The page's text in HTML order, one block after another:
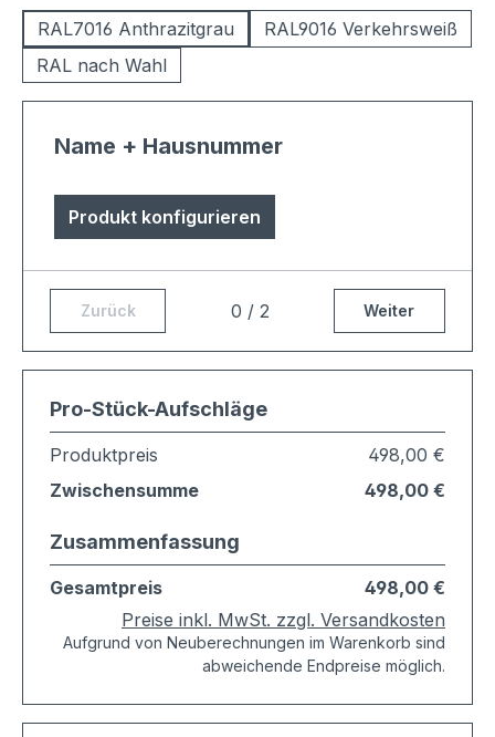
RAL7016 Anthrazitgrau
RAL9016 Verkehrsweiß
RAL nach Wahl
Name + Hausnummer
Produkt konfigurieren
Zurück 0 / 2 Weiter
Pro-Stück-Aufschläge
Produktpreis
498,00 €
Zwischensumme
498,00 €
Zusammenfassung
Gesamtpreis
498,00 €
Preise inkl. MwSt. zzgl. Versandkosten
Aufgrund von Neuberechnungen im Warenkorb sind
abweichende Endpreise möglich.